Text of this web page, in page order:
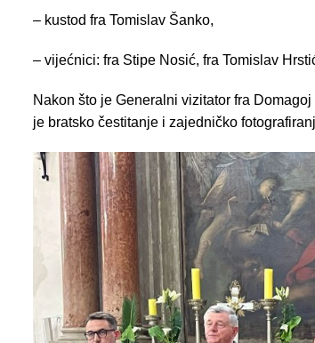
– kustod fra Tomislav Šanko,
– vijećnici: fra Stipe Nosić, fra Tomislav
Nakon što je Generalni vizitator fra
je bratsko čestitanje i zajedničko